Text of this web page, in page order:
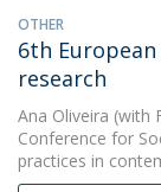
OTHER
6th
research
Ana Oliveira (with
Conference for
practices in